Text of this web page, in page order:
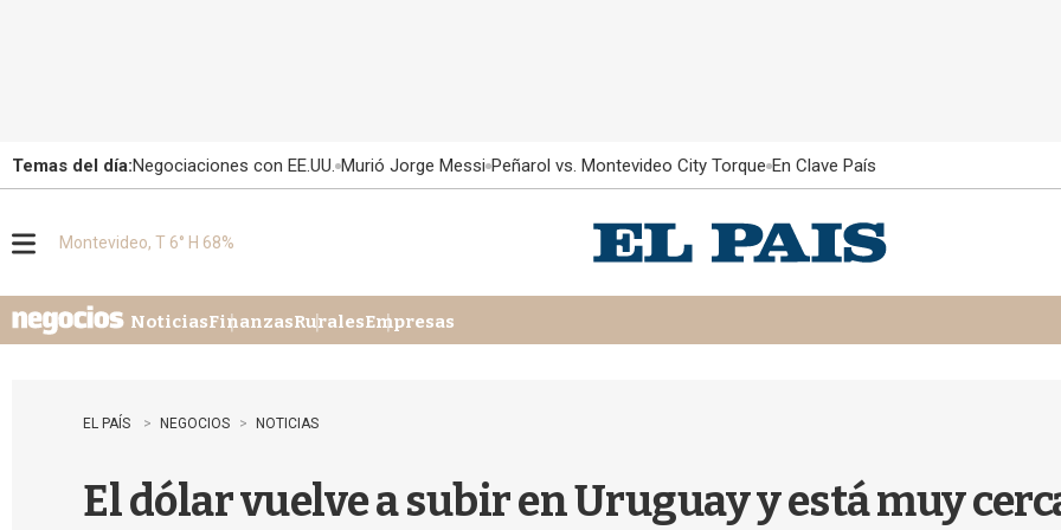
Temas del día:Negociaciones con EE.UU. Murió Jorge Messi Peñarol vs. Montevideo City Torque En Clave País
u
Montevideo, T 6° H 68%
NoticiasFinanzasRuralesEmpresas
EL PAÍS NEGOCIOS NOTICIAS
El dólar vuelve a subir en Uruguay y está muy